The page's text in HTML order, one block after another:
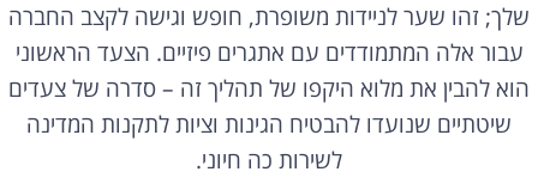
שלך; זהו שער לניידות משופרת, חופש וגישה לקצב החברה
עבור אלה המתמודדים עם אתגרים פיזיים. הצעד הראשוני
הוא להבין את מלוא היקפו של תהליך זה – סדרה של צעדים
שיטתיים שנועדו להבטיח הגינות וציות לתקנות המדינה
לשירות כה חיוני.